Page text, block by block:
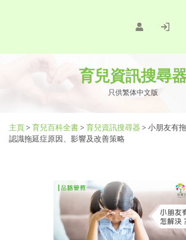
育兒資訊搜尋
只供繁体中文版
主頁> 育兒百科全書> 育兒資訊搜尋器 > 小朋友有
認識拖延症原因、影響及改善策略